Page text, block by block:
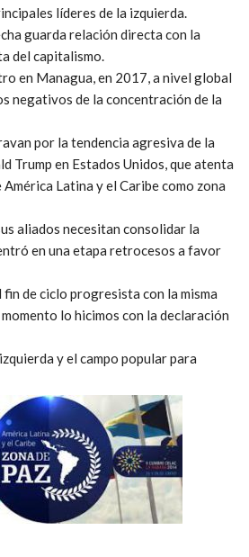
líderes de la izquierda.
guarda relación directa con la
del capitalismo.
en Managua, en 2017, a nivel global
negativos de la concentración de la
por la tendencia agresiva de la
Trump en Estados Unidos, que atenta
Latina y el Caribe como zona
aliados necesitan consolidar la
en una etapa retrocesos a favor
fin de ciclo progresista con la misma
lo hicimos con la declaración
y el campo popular para